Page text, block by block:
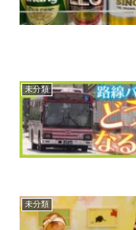
未分類
未分類